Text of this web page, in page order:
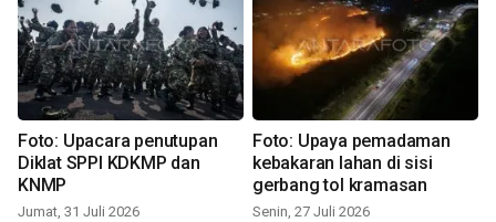
Foto: Upacara penutupan
Diklat SPPI KDKMP dan
KNMP
Jumat, 31 Juli 2026
Foto: Upaya pemadaman
kebakaran lahan di sisi
gerbang tol kramasan
Senin, 27 Juli 2026